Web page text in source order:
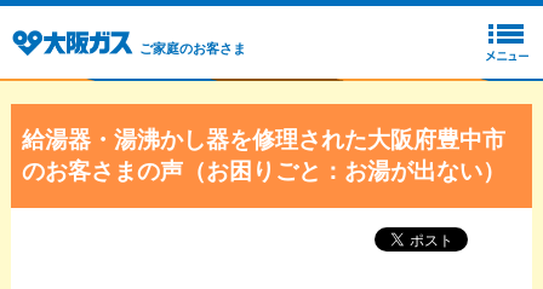
ご家庭のお客さま
給湯器・湯沸かし器を修理された大阪府豊中市
のお客さまの声（お困りごと：お湯が出ない）